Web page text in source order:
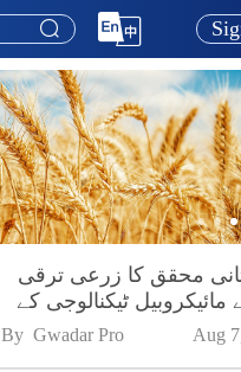
محقق کا زرعی ترقی
مائیکروبیل ٹیکنالوجی کے
زور
By Gwadar Pro Aug